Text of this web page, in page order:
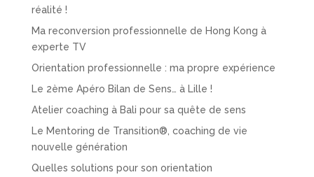
réalité !
Ma reconversion professionnelle de Hong Kong à
experte TV
Orientation professionnelle : ma propre expérience
Le 2ème Apéro Bilan de Sens… à Lille !
Atelier coaching à Bali pour sa quête de sens
Le Mentoring de Transition®, coaching de vie
nouvelle génération
Quelles solutions pour son orientation